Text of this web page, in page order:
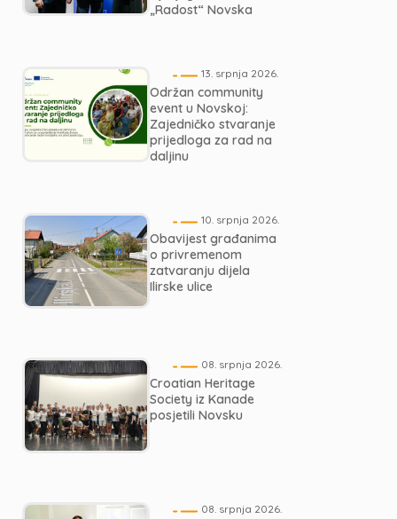
„Radost“ Novska
13. srpnja 2026.
Održan community
event u Novskoj:
Zajedničko stvaranje
prijedloga za rad na
daljinu
10. srpnja 2026.
Obavijest građanima
o privremenom
zatvaranju dijela
Ilirske ulice
08. srpnja 2026.
Croatian Heritage
Society iz Kanade
posjetili Novsku
08. srpnja 2026.